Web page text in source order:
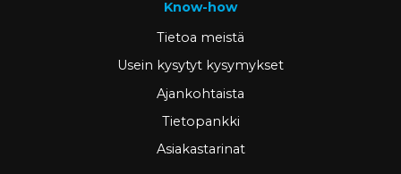
Know-how
Tietoa meistä
Usein kysytyt kysymykset
Ajankohtaista
Tietopankki
Asiakastarinat